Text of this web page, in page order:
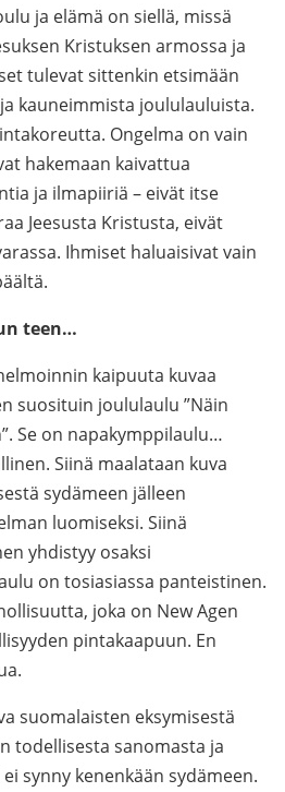
ja elämä on siellä, missä
Kristuksen armossa ja
tulevat sittenkin etsimään
kauneimmista joululauluista.
Ongelma on vain
hakemaan kaivattua
ja ilmapiiriä – eivät itse
Jeesusta Kristusta, eivät
Ihmiset haluaisivat vain
teen…
kaipuuta kuvaa
suosituin joululaulu ”Näin
Se on napakymppilaulu…
Siinä maalataan kuva
sydämeen jälleen
luomiseksi. Siinä
yhdistyy osaksi
on tosiasiassa panteistinen.
joka on New Agen
pintakaapuun. En
suomalaisten eksymisestä
todellisesta sanomasta ja
ei synny kenenkään sydämeen.